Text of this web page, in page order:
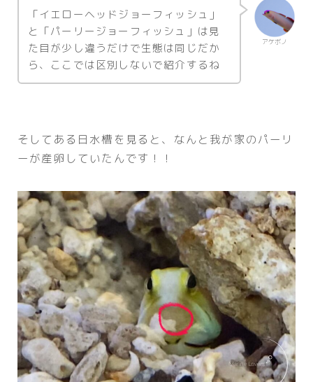
アケボノ
「イエローヘッドジョーフィッシュ」
と「パーリージョーフィッシュ」は見
た目が少し違うだけで生態は同じだか
ら、ここでは区別しないで紹介するね
そしてある日水槽を見ると、なんと我が家のパーリ
ーが産卵していたんです！！